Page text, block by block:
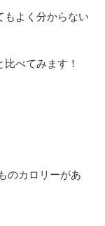
もよく分からない
べてみます！
のカロリーがあ